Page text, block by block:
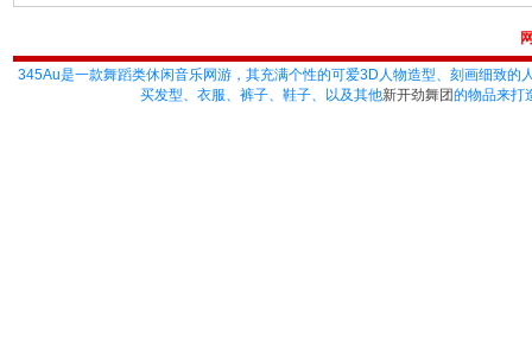
345Au是一款舞蹈类休闲音乐网游，其充满个性的可爱3D人物造型、刻画细致
买发型、衣服、裤子、鞋子、以及其他新开劲舞团的物品来打